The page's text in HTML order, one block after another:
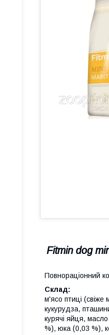
Fitmin dog
Повнораціонний
Склад:
м'ясо птиці (свіже
кукурудза,
курячі яйця,
%), юка (0,03 %),